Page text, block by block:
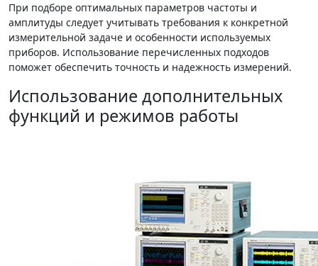
При подборе оптимальных параметров частоты и
амплитуды следует учитывать требования к конкретной
измерительной задаче и особенности используемых
приборов. Использование перечисленных подходов
поможет обеспечить точность и надежность измерений.
Использование дополнительных
функций и режимов работы